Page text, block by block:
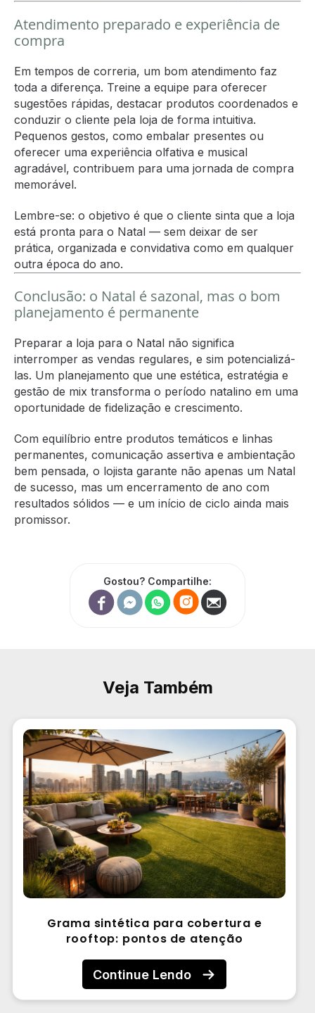
Atendimento preparado e experiência de
compra
Em tempos de correria, um bom atendimento faz
toda a diferença. Treine a equipe para oferecer
sugestões rápidas, destacar produtos coordenados e
conduzir o cliente pela loja de forma intuitiva.
Pequenos gestos, como embalar presentes ou
oferecer uma experiência olfativa e musical
agradável, contribuem para uma jornada de compra
memorável.
Lembre-se: o objetivo é que o cliente sinta que a loja
está pronta para o Natal — sem deixar de ser
prática, organizada e convidativa como em qualquer
outra época do ano.
Conclusão: o Natal é sazonal, mas o bom
planejamento é permanente
Preparar a loja para o Natal não significa
interromper as vendas regulares, e sim potencializá-
las. Um planejamento que une estética, estratégia e
gestão de mix transforma o período natalino em uma
oportunidade de fidelização e crescimento.
Com equilíbrio entre produtos temáticos e linhas
permanentes, comunicação assertiva e ambientação
bem pensada, o lojista garante não apenas um Natal
de sucesso, mas um encerramento de ano com
resultados sólidos — e um início de ciclo ainda mais
promissor.
Gostou? Compartilhe:
Veja Também
Grama sintética para cobertura e
rooftop: pontos de atenção
Continue Lendo